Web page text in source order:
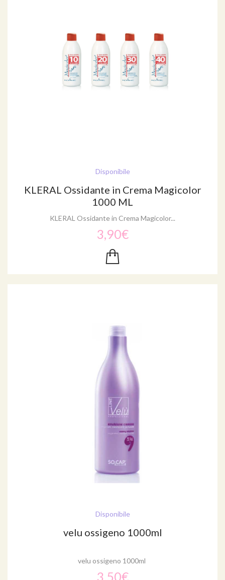
Disponibile
KLERAL Ossidante in Crema Magicolor
1000 ML
KLERAL Ossidante in Crema Magicolor...
3,90€
Disponibile
velu ossigeno 1000ml
velu ossigeno 1000ml
3,50€